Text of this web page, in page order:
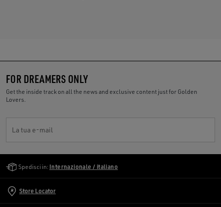
FOR DREAMERS ONLY
Get the inside track on all the news and exclusive content just for Golden
Lovers.
La tua e-mail
Spedisci in: Internazionale / italiano
Store Locator